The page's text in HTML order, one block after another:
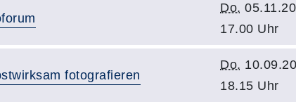
Do.
17.00 Uhr
fotografieren
Do.
18.15 Uhr